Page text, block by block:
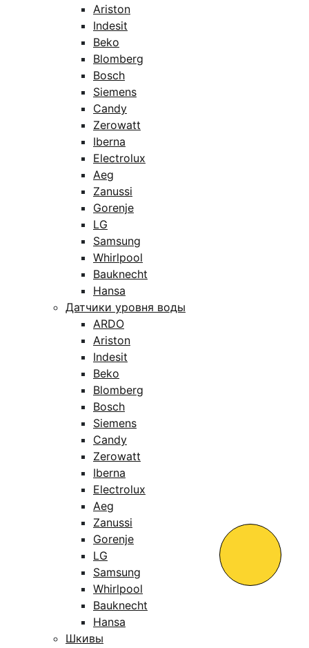
Ariston
Indesit
Beko
Blomberg
Bosch
Siemens
Candy
Zerowatt
Iberna
Electrolux
Aeg
Zanussi
Gorenje
LG
Samsung
Whirlpool
Bauknecht
Hansa
Датчики уровня воды
ARDO
Ariston
Indesit
Beko
Blomberg
Bosch
Siemens
Candy
Zerowatt
Iberna
Electrolux
Aeg
Zanussi
Gorenje
LG
Samsung
Whirlpool
Bauknecht
Hansa
Шкивы